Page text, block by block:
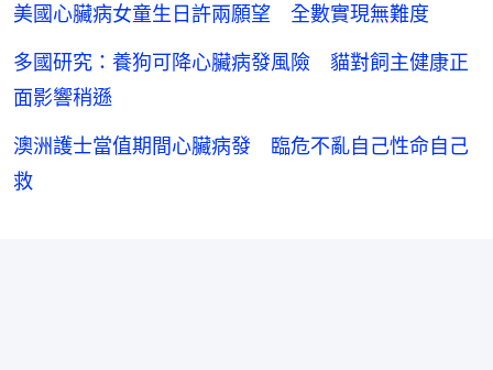
美國心臟病女童生日許兩願望 全數實現無難度
多國研究：養狗可降心臟病發風險 貓對飼主健康正
面影響稍遜
澳洲護士當值期間心臟病發 臨危不亂自己性命自己
救